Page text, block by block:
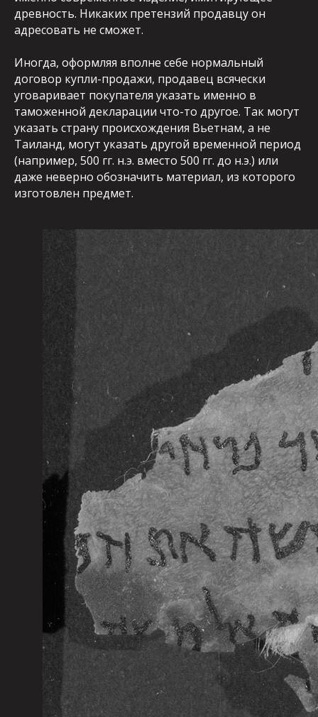
древность. Никаких претензий продавцу он
адресовать не сможет.
Иногда, оформляя вполне себе нормальный
договор купли-продажи, продавец всячески
уговаривает покупателя указать именно в
таможенной декларации что-то другое. Так могут
указать страну происхождения Вьетнам, а не
Таиланд, могут указать другой временной период
(например, 500 гг. н.э. вместо 500 гг. до н.э.) или
даже неверно обозначить материал, из которого
изготовлен предмет.